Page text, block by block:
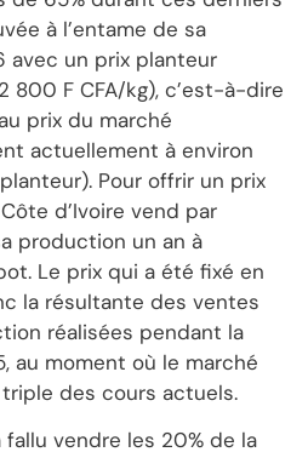
à l’entame de sa
avec un prix planteur
800 F CFA/kg), c’est-à-dire
prix du marché
actuellement à environ
Pour offrir un prix
d’Ivoire vend par
production un an à
Le prix qui a été fixé en
la résultante des ventes
réalisées pendant la
au moment où le marché
des cours actuels.
fallu vendre les 20% de la